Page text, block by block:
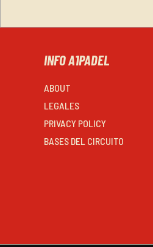
INFO A1PADEL
ABOUT
LEGALES
PRIVACY POLICY
BASES DEL CIRCUITO